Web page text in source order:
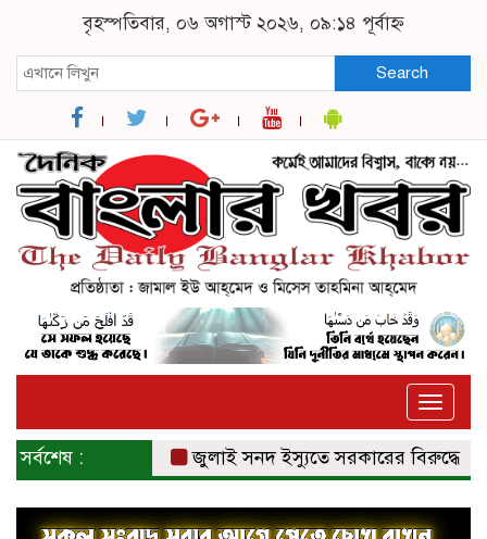
বৃহস্পতিবার, ০৬ অগাস্ট ২০২৬, ০৯:১৪ পূর্বাহ্ন
Search
Toggle
সর্বশেষ : জুলাই সনদ ইস্যুতে সরকারের বিরুদ্ধে